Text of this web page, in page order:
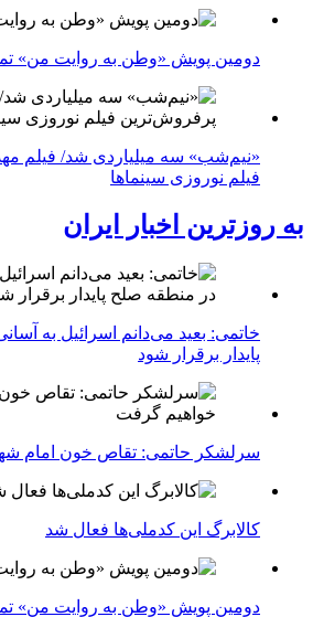
دومین پویش «وطن به روایت من»
«نیم‌شب» سه میلیاردی شد/ فیلم
فیلم نوروزی سینماها
به روزترین اخبار ایران
خاتمی: بعید می‌دانم اسرائیل به
پایدار برقرار شود
سرلشکر حاتمی: تقاص خون امام
کالابرگ این کدملی‌ها فعال شد
دومین پویش «وطن به روایت من»